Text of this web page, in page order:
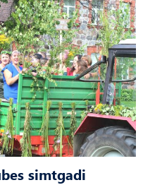
simtgadi